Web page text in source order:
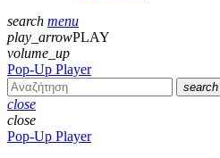
search menu
play_arrowPLAY
volume_up
Pop-Up Player
search
close
close
Pop-Up Player